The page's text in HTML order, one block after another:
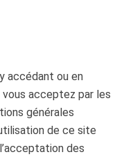
accédant ou en
acceptez par les
générales
de ce site
des